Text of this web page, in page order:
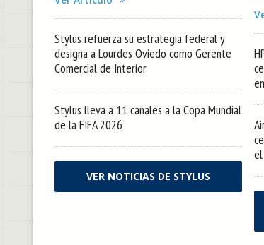
Stylus refuerza su estrategia federal y
designa a Lourdes Oviedo como Gerente
Comercial de Interior
Stylus lleva a 11 canales a la Copa Mundial
de la FIFA 2026
VER NOTICIAS DE STYLUS